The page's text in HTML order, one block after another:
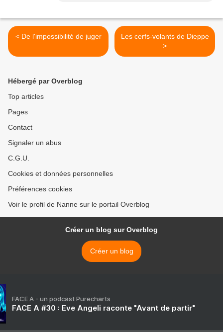
< De l'impossibilité de juger
Les cerfs-volants de Dieppe
>
Hébergé par Overblog
Top articles
Pages
Contact
Signaler un abus
C.G.U.
Cookies et données personnelles
Préférences cookies
Voir le profil de Nanne sur le portail Overblog
Créer un blog sur Overblog
Créer un blog
FACE A - un podcast Purecharts
FACE A #30 : Eve Angeli raconte "Avant de partir"